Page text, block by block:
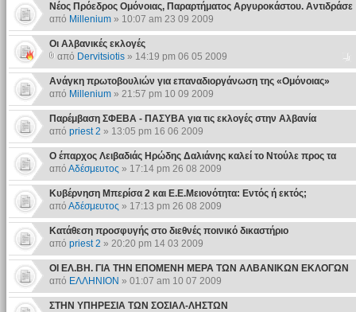
Νέος Πρόεδρος Ομόνοιας, Παραρτήματος Αργυροκάστου. Αντιδράσε
από Millenium» 10:07 am 23 09 2009
Οι Αλβανικές εκλογές
από Dervitsiotis» 14:19 pm 06 05 2009
Ανάγκη πρωτοβουλιών για επαναδιοργάνωση της «Ομόνοιας»
από Millenium» 21:57 pm 10 09 2009
Παρέμβαση ΣΦΕΒΑ - ΠΑΣΥΒΑ για τις εκλογές στην Αλβανία
από priest 2 » 13:05 pm 16 06 2009
Ο έπαρχος Λειβαδιάς Ηρώδης Δαλιάνης καλεί το Ντούλε προς τα
από Αδέσμευτος » 17:14 pm 26 08 2009
Κυβέρνηση Μπερίσα 2 και Ε.Ε.Μειονότητα: Εντός ή εκτός;
από Αδέσμευτος » 17:13 pm 26 08 2009
Κατάθεση προσφυγής στο διεθνές ποινικό δικαστήριο
από priest 2 » 20:20 pm 14 03 2009
ΟΙ ΕΛ.ΒΗ. ΓΙΑ ΤΗΝ ΕΠΟΜΕΝΗ ΜΕΡΑ ΤΩΝ ΑΛΒΑΝΙΚΩΝ ΕΚΛΟΓΩΝ
από ΕΛΛΗΝΙΟΝ » 01:07 am 10 07 2009
ΣΤΗΝ ΥΠΗΡΕΣΙΑ ΤΩΝ ΣΟΣΙΑΛ-ΛΗΣΤΩΝ